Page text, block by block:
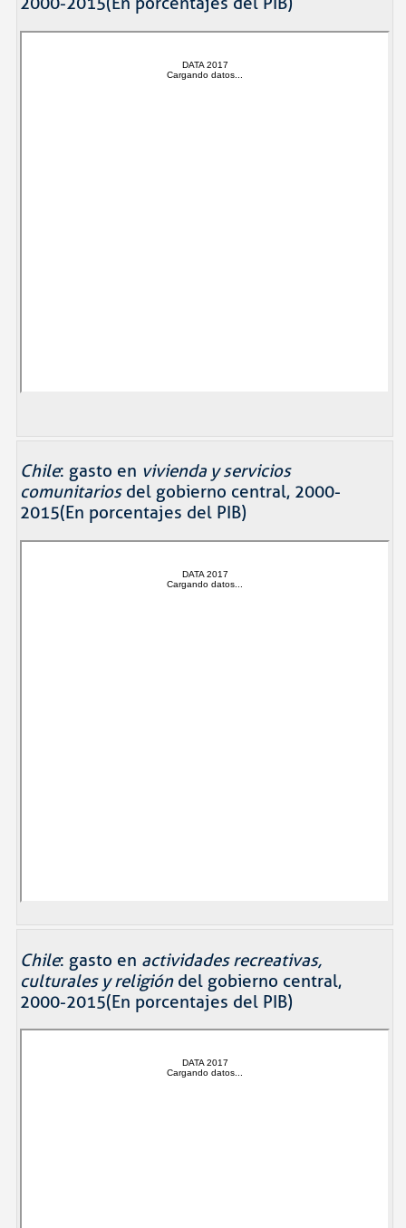
Chile: gasto en vivienda y servicios
comunitariosdel gobierno central, 2000-
2015(En porcentajes del PIB)
Chile: gasto en actividades recreativas,
culturales y religióndel gobierno central,
2000-2015(En porcentajes del PIB)